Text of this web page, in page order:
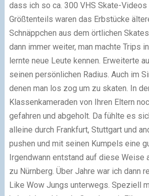
dass ich so ca. 300 VHS Skate-Videos
Größtenteils waren das Erbstücke
Schnäppchen aus dem örtlichen
dann immer weiter, man machte Trips
lernte neue Leute kennen. Erweiterte
seinen persönlichen Radius. Auch im
denen man los zog um zu skaten. In
Klassenkameraden von Ihren Eltern
gefahren und abgeholt. Da fühlte es
alleine durch Frankfurt, Stuttgart und
pushen und mit seinen Kumpels eine
Irgendwann entstand auf diese Weise
zu Nürnberg. Über Jahre war ich dann
Like Wow Jungs unterwegs. Speziell